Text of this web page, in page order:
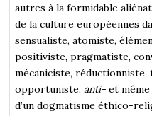
autres à la formidable
de la culture européennes
sensualiste, atomiste,
positiviste, pragmatiste,
mécaniciste, réductionniste,
opportuniste,anti- et même
d’un dogmatisme éthico-